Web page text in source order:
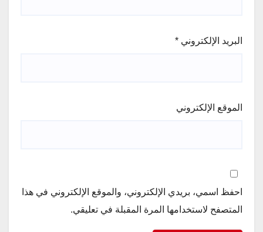
البريد الإلكتروني *
الموقع الإلكتروني
احفظ اسمي، بريدي الإلكتروني، والموقع الإلكتروني في هذا
المتصفح لاستخدامها المرة المقبلة في تعليقي.